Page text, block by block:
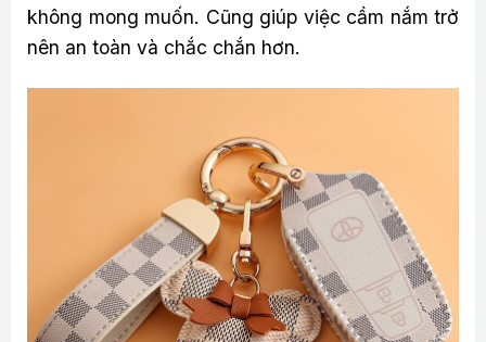
không mong muốn. Cũng giúp việc cầm nắm trở
nên an toàn và chắc chắn hơn.